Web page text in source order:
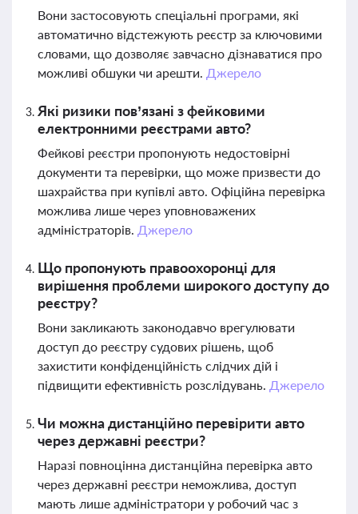
Вони застосовують спеціальні програми, які
автоматично відстежують реєстр за ключовими
словами, що дозволяє завчасно дізнаватися про
можливі обшуки чи арешти. Джерело
Які ризики пов’язані з фейковими
електронними реєстрами авто?
Фейкові реєстри пропонують недостовірні
документи та перевірки, що може призвести до
шахрайства при купівлі авто. Офіційна перевірка
можлива лише через уповноважених
адміністраторів. Джерело
Що пропонують правоохоронці для
вирішення проблеми широкого доступу до
реєстру?
Вони закликають законодавчо врегулювати
доступ до реєстру судових рішень, щоб
захистити конфіденційність слідчих дій і
підвищити ефективність розслідувань. Джерело
Чи можна дистанційно перевірити авто
через державні реєстри?
Наразі повноцінна дистанційна перевірка авто
через державні реєстри неможлива, доступ
мають лише адміністратори у робочий час з